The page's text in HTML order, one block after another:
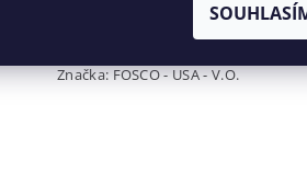
Značka:FOSCO - USA - V.O.